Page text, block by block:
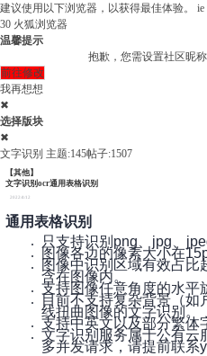
建议使用以下浏览器，以获得最佳体验。 ie
30 火狐浏览器
温馨提示
抱歉，您需设置社区昵
前往修改
我再想想
✖
选择版块
✖
文字识别 主题:145帖子:1507
【其他】
文字识别ocr通用表格识别
2022/4/12
通用表格识别
只支持识别png、jpg、
图像各边的像素大小在
图像中识别区域有效占比
含在图像内。
支持图像任意角度的水平
目前不支持复杂背景（如
线扭曲图像的文字识别。
支持中英文以及部分繁体
文字识别服务属于公有云
多并发请求，请提前联系